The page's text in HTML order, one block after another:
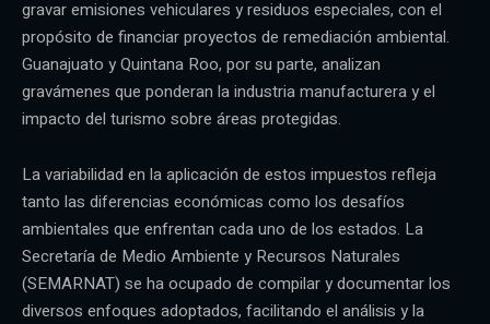
gravar emisiones vehiculares y residuos especiales, con el
propósito de financiar proyectos de remediación ambiental.
Guanajuato y Quintana Roo, por su parte, analizan
gravámenes que ponderan la industria manufacturera y el
impacto del turismo sobre áreas protegidas.
La variabilidad en la aplicación de estos impuestos refleja
tanto las diferencias económicas como los desafíos
ambientales que enfrentan cada uno de los estados. La
Secretaría de Medio Ambiente y Recursos Naturales
(SEMARNAT) se ha ocupado de compilar y documentar los
diversos enfoques adoptados, facilitando el análisis y la